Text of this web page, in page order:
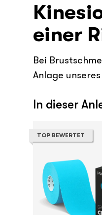
einer
Bei
Anlage
In dieser
TOP BEWERTET